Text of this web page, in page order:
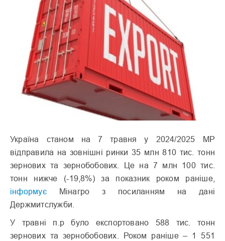
Україна станом на 7 травня у 2024/2025 МР
відправила на зовнішні ринки 35 млн 810 тис. тонн
зернових та зернобобових. Це на 7 млн 100 тис.
тонн нижче (-19,8%) за показник роком раніше,
інформуєМінагро з посиланням на дані
Держмитслужби.
У травні п.р було експортовано 588 тис. тонн
зернових та зернобобових. Роком раніше – 1 551